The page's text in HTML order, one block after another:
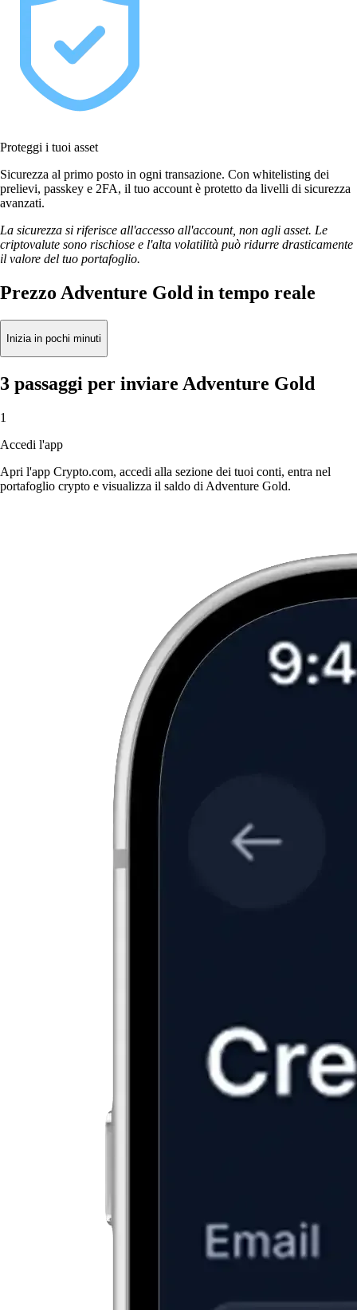
Proteggi i tuoi asset
Sicurezza al primo posto in ogni transazione. Con whitelisting dei
prelievi, passkey e 2FA, il tuo account è protetto da livelli di sicurezza
avanzati.
La sicurezza si riferisce all'accesso all'account, non agli asset. Le
criptovalute sono rischiose e l'alta volatilità può ridurre drasticamente
il valore del tuo portafoglio.
Prezzo Adventure Gold in tempo reale
Inizia in pochi minuti
3 passaggi per inviare Adventure Gold
1
Accedi l'app
Apri l'app Crypto.com, accedi alla sezione dei tuoi conti, entra nel
portafoglio crypto e visualizza il saldo di Adventure Gold.